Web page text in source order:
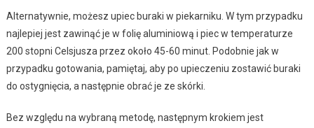
Alternatywnie, możesz upiec buraki w piekarniku. W tym przypadku
najlepiej jest zawinąć je w folię aluminiową i piec w temperaturze
200 stopni Celsjusza przez około 45-60 minut. Podobnie jak w
przypadku gotowania, pamiętaj, aby po upieczeniu zostawić buraki
do ostygnięcia, a następnie obrać je ze skórki.
Bez względu na wybraną metodę, następnym krokiem jest